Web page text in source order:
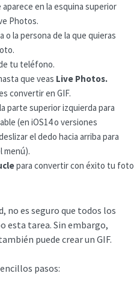
aparece en la esquina superior
Photos.
o la persona de la que quieras
tu teléfono.
que veas Live Photos.
convertir en GIF.
parte superior izquierda para
(en iOS14 o versiones
el dedo hacia arriba para
menú).
para convertir con éxito tu foto
no es seguro que todos los
esta tarea. Sin embargo,
puede crear un GIF.
pasos: